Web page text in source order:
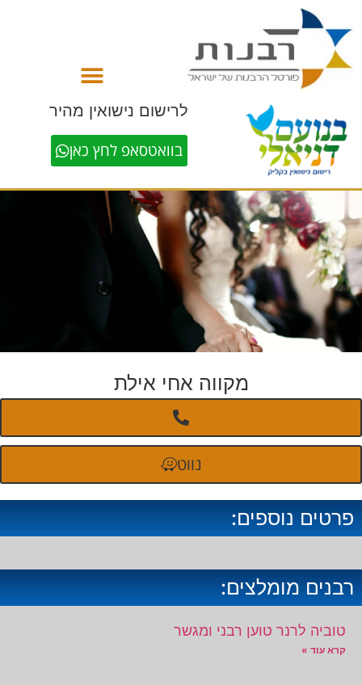
לרישום נישואין מהיר
בוואטסאפ לחץ כאן
מקווה אחי אילת
נווט
פרטים נוספים:
רבנים מומלצים:
טוביה לרנר טוען רבני ומגשר
קרא עוד »